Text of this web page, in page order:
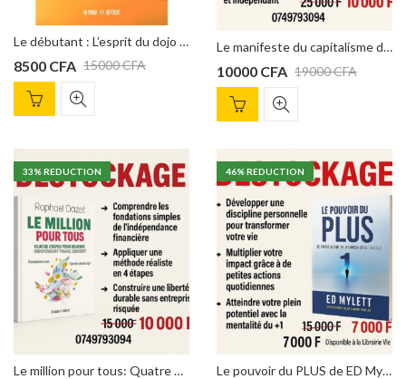
Le débutant : L’esprit du dojo Broché e Éric Hubler
15000CFA
8500 CFA
Le manifeste du capitalisme de Robert T. Kiyosaki
19000CFA
10000 CFA
33% REDUCTION
Le million pour tous: Quatre étapes pour devenir indépendant financièrement
46% REDUCTION
Le pouvoir du PLUS de ED Mylett : le guide ultime du bonheur et du succès
Note
sur 5
6000CFA Note4.00
sur 5
3500CFA